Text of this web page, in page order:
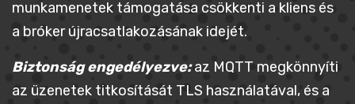
munkamenetek támogatása csökkenti a kliens és
a bróker újracsatlakozásának idejét.
Biztonság engedélyezve:az MQTT megkönnyíti
az üzenetek titkosítását TLS használatával, és a